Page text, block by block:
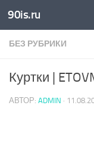
Skip to content
90is.ru
БЕЗ РУБРИКИ
Куртки |
АВТОР: ADMIN ·